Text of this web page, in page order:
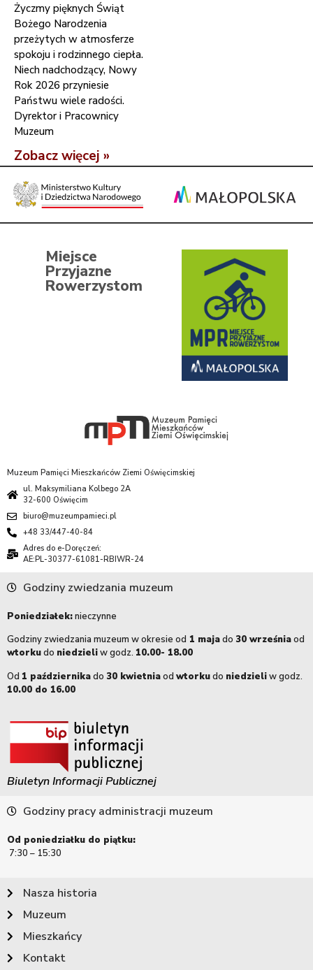
Życzmy pięknych Świąt
Bożego Narodzenia
przeżytych w atmosferze
spokoju i rodzinnego ciepła.
Niech nadchodzący, Nowy
Rok 2026 przyniesie
Państwu wiele radości.
Dyrektor i Pracownicy
Muzeum
Zobacz więcej »
Miejsce
Przyjazne
Rowerzystom
Muzeum Pamięci Mieszkańców Ziemi Oświęcimskiej
ul. Maksymiliana Kolbego 2A
32-600 Oświęcim
biuro@muzeumpamieci.pl
+48 33/447-40-84
Adres do e-Doręczeń:
AE:PL-30377-61081-RBIWR-24
Godziny zwiedzania muzeum
Poniedziałek:nieczynne
Godziny zwiedzania muzeum w okresie od 1 majado 30 wrześniaod
wtorkudo niedzieliw godz. 10.00- 18.00
Od 1 październikado 30 kwietniaod wtorkudo niedzieliw godz.
10.00 do 16.00
Biuletyn Informacji Publicznej
Godziny pracy administracji muzeum
Od poniedziałku do piątku:
7:30 – 15:30
Nasza historia
Muzeum
Mieszkańcy
Kontakt